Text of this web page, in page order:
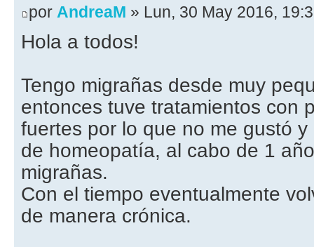
por AndreaM » Lun, 30 May 2016,
Hola a todos!
Tengo migrañas desde muy
entonces tuve tratamientos con
fuertes por lo que no me gustó
de homeopatía, al cabo de 1
migrañas.
Con el tiempo eventualmente
de manera crónica.